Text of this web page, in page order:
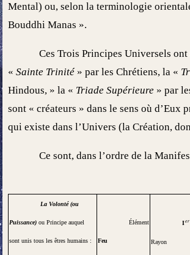
Mental) ou, selon la terminologie
Bouddhi Manas ».
Ces Trois Principes Universels ont
«Sainte Trinité » par les Chrétiens, la «
Hindous, » la « Triade Supérieure » par
sont « créateurs » dans le sens où d’Eux
qui existe dans l’Univers (la Création,
Ce sont,dans l’ordre de la
La Volonté (ou
Puissance) ou Principe auquel
sont unis tous les êtres humains :
Élément
Feu
Ier
Rayon